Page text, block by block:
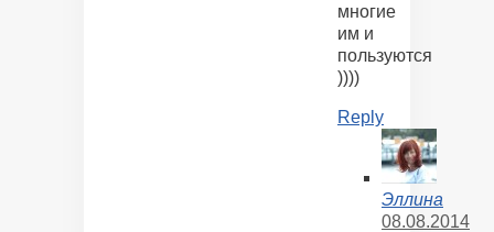
многие
им и
пользуются
))))
Reply
Эллина
08.08.2014